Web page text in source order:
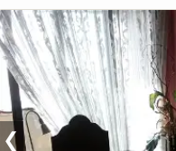
❮